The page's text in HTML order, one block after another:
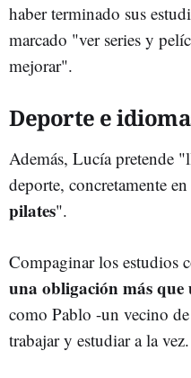
haber terminado sus
marcado "ver series y
mejorar".
Deporte e
Además, Lucía pretende
deporte, concretamente en
pilates".
Compaginar los estudios
una obligación más
como Pablo -un vecino
trabajar y estudiar a la vez.